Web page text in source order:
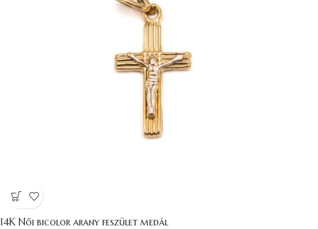
14K Női bicolor arany feszület medál